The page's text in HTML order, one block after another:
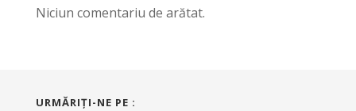
Niciun comentariu de arătat.
URMĂRIŢI-NE PE :